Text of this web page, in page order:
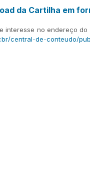
da Cartilha em
no endereço
central-de-conteudo/